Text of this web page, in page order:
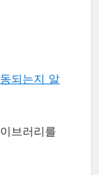
되는지 알
브러리를